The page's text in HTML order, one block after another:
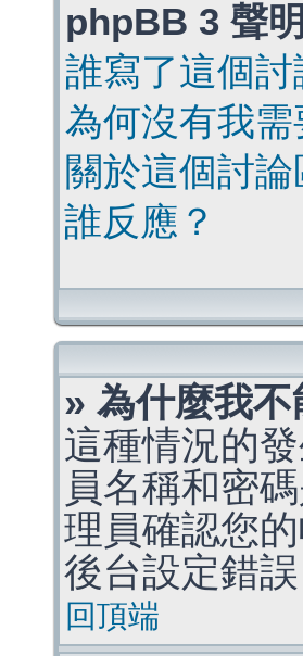
phpBB 3 聲明
誰寫了這個討
為何沒有我需
關於這個討
誰反應？
» 為什麼我不
這種情況的
員名稱和密
理員確認您
後台設定錯
回頂端